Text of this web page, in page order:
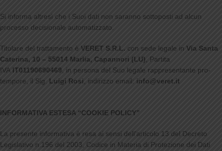
Si informa altresì che i Suoi dati non saranno sottoposti ad alcun
processo decisionale automatizzato.
Titolare del trattamento è VERET S.R.L. con sede legale in Via Santa
Caterina, 10 – 55014 Marlia, Capannori (LU) , Partita
IVA IT01190690469 , in persona del Suo legale rappresentante pro-
tempore, il Sig.
Luigi Rosi , indirizzo email: info@veret.it
INFORMATIVA ESTESA “COOKIE POLICY”
La presente informativa è resa ai sensi dell’articolo 13 del Decreto
Legislativo n.196 del 2003, Codice in Materia di Protezione dei Dati